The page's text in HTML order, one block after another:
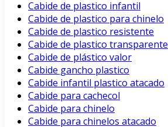
Cabide de plastico infantil
Cabide de plastico para chinelo
Cabide de plastico resistente
Cabide de plastico transparente
Cabide de plástico valor
Cabide gancho plastico
Cabide infantil plastico atacado
Cabide para cachecol
Cabide para chinelo
Cabide para chinelos atacado